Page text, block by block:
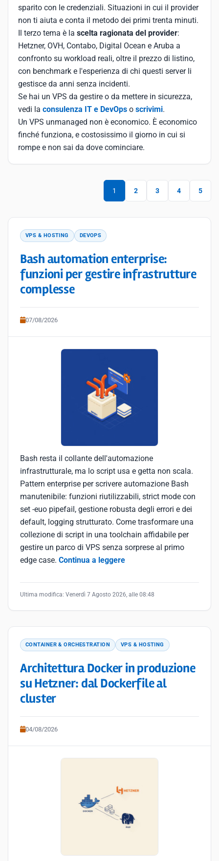
sparito con le credenziali. Situazioni in cui il provider
non ti aiuta e conta il metodo dei primi trenta minuti.
Il terzo tema è la scelta ragionata del provider:
Hetzner, OVH, Contabo, Digital Ocean e Aruba a
confronto su workload reali, oltre il prezzo di listino,
con benchmark e l'esperienza di chi questi server li
gestisce da anni senza incidenti.
Se hai un VPS da gestire o da mettere in sicurezza,
vedi la consulenza IT e DevOps o scrivimi.
Un VPS unmanaged non è economico. È economico
finché funziona, e costosissimo il giorno in cui si
rompe e non sai da dove cominciare.
1 2 3 4 5
VPS & HOSTING DEVOPS
Bash automation enterprise:
funzioni per gestire infrastrutture
complesse
07/08/2026
Bash resta il collante dell'automazione
infrastrutturale, ma lo script usa e getta non scala.
Pattern enterprise per scrivere automazione Bash
manutenibile: funzioni riutilizzabili, strict mode con
set -euo pipefail, gestione robusta degli errori e dei
default, logging strutturato. Come trasformare una
collezione di script in una toolchain affidabile per
gestire un parco di VPS senza sorprese al primo
edge case. Continua a leggere
Ultima modifica: Venerdì 7 Agosto 2026, alle 08:48
CONTAINER & ORCHESTRATION VPS & HOSTING
Architettura Docker in produzione
su Hetzner: dal Dockerfile al
cluster
04/08/2026